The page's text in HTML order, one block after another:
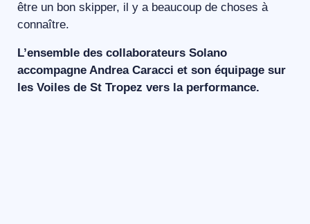
être un bon skipper, il y a beaucoup de choses à
connaître.
L’ensemble des collaborateurs Solano
accompagne Andrea Caracci et son équipage sur
les Voiles de St Tropez vers la performance.